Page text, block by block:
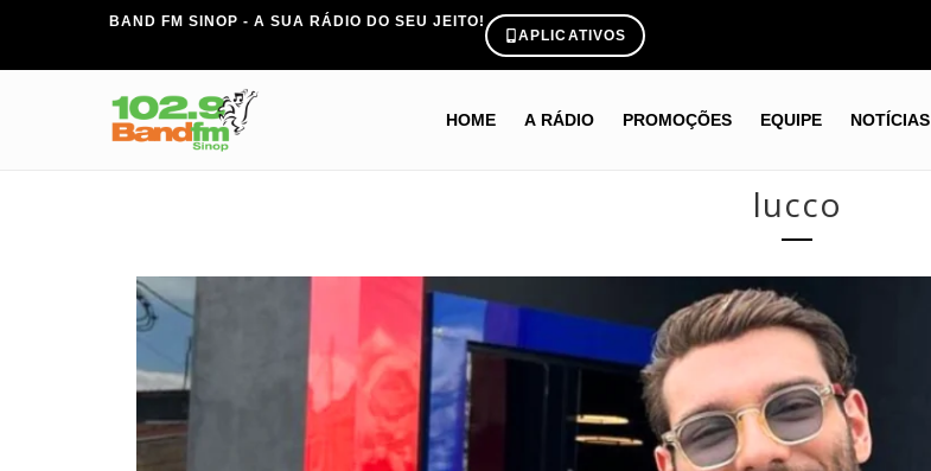
BAND FM SINOP - A SUA RÁDIO DO SEU JEITO!
APLICATIVOS
HOME A RÁDIO PROMOÇÕES EQUIPE NOTÍCIAS
lucco